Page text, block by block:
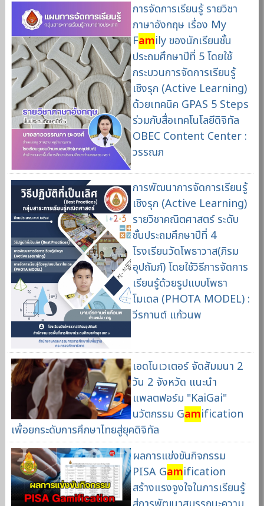
การจัดการเรียนรู้ รายวิชา
ภาษาอังกฤษ เรื่อง My
Family ของนักเรียนชั้น
ประถมศึกษาปีที่ 5 โดยใช้
กระบวนการจัดการเรียนรู้
เชิงรุก (Active Learning)
ด้วยเทคนิค GPAS 5 Steps
ร่วมกับสื่อเทคโนโลยีดิจิทัล
OBEC Content Center :
วรรณภ
การพัฒนาการจัดการเรียนรู้
เชิงรุก (Active Learning)
รายวิชาคณิตศาสตร์ ระดับ
ชั้นประถมศึกษาปีที่ 4
โรงเรียนวัดโพธาวาส(ภิรม
อุปถัมภ์) โดยใช้วิธีการจัดการ
เรียนรู้ด้วยรูปแบบโพธา
โมเดล (PHOTA MODEL) :
วีรกานต์ แก้วนพ
เอดโนเวเตอร์ จัดสัมมนา 2
วัน 2 จังหวัด แนะนำ
แพลตฟอร์ม "KaiGai"
นวัตกรรม Gamification
เพื่อยกระดับการศึกษาไทยสู่ยุคดิจิทัล
ผลการแข่งขันกิจกรรม
PISA Gamification
สร้างแรงจูงใจในการเรียนรู้